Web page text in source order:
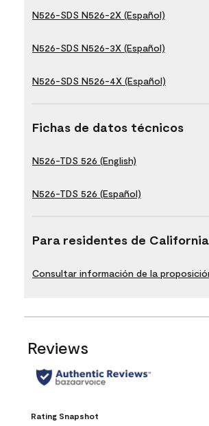
N526-SDS N526-2X (Español)
N526-SDS N526-3X (Español)
N526-SDS N526-4X (Español)
Fichas de datos técnicos
N526-TDS 526 (English)
N526-TDS 526 (Español)
Para residentes de California
Consultar información de la
Reviews
Rating Snapshot